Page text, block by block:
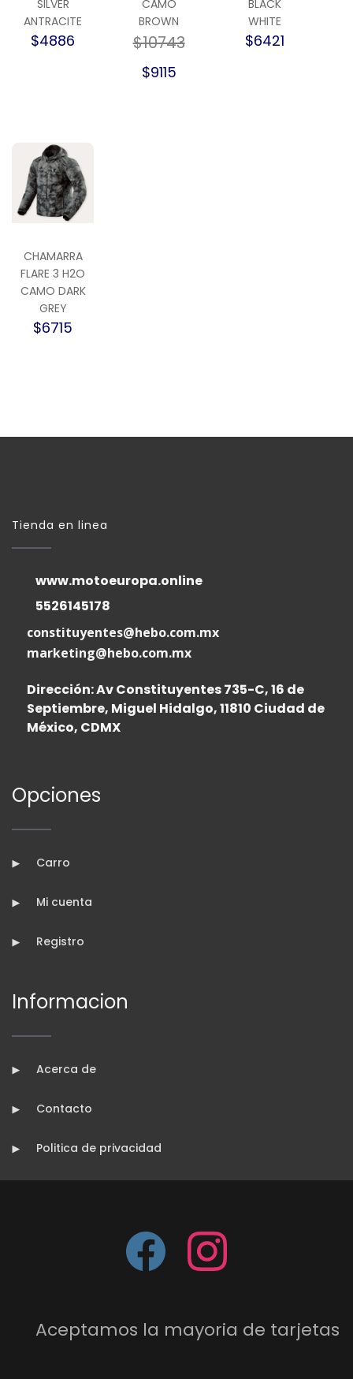
SILVER
ANTRACITE
$4886
CAMO
BROWN
$10743
$9115
BLACK
WHITE
$6421
CHAMARRA
FLARE 3 H2O
CAMO DARK
GREY
$6715
Tienda en linea
www.motoeuropa.online
5526145178
constituyentes@hebo.com.mx
marketing@hebo.com.mx
Dirección: Av Constituyentes 735-C, 16 de
Septiembre, Miguel Hidalgo, 11810 Ciudad de
México, CDMX
Opciones
Carro
Mi cuenta
Registro
Informacion
Acerca de
Contacto
Politica de privacidad
Aceptamos la mayoria de tarjetas